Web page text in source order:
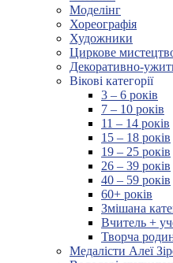
Моделінг
Хореографія
Художники
Циркове
Декоративно-
Вікові категорії
3 – 6 років
7 – 10 років
11 – 14 років
15 – 18 років
19 – 25 років
26 – 39 років
40 – 59 років
60+ років
Змішана
Вчитель +
Творча
Медалісти Алеї